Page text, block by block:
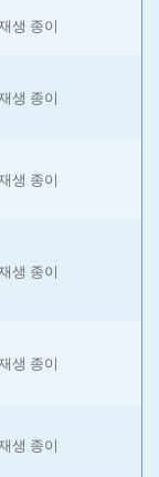
생 종이
생 종이
생 종이
생 종이
생 종이
생 종이